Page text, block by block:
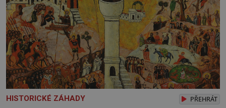
HISTORICKÉ ZÁHADY PŘEHRÁT